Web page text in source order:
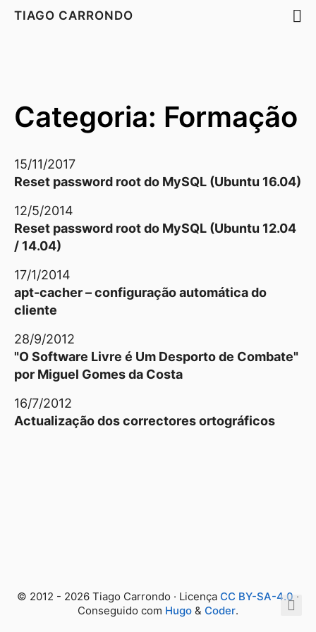
TIAGO CARRONDO
Categoria: Formação
15/11/2017
Reset password root do MySQL (Ubuntu 16.04)
12/5/2014
Reset password root do MySQL (Ubuntu 12.04
/ 14.04)
17/1/2014
apt-cacher – configuração automática do
cliente
28/9/2012
"O Software Livre é Um Desporto de Combate"
por Miguel Gomes da Costa
16/7/2012
Actualização dos correctores ortográficos
© 2012 - 2026 Tiago Carrondo · Licença CC BY-SA-4.0 ·
Conseguido com Hugo & Coder.